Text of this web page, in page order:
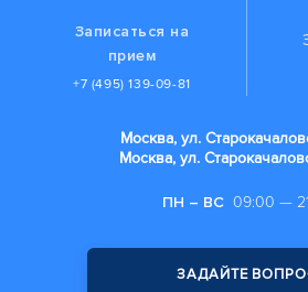
Записаться на
прием
+7 (495) 139-09-81
Москва, ул.
Москва, ул.
ПН – ВС 09:00 —
ЗАДАЙТЕ